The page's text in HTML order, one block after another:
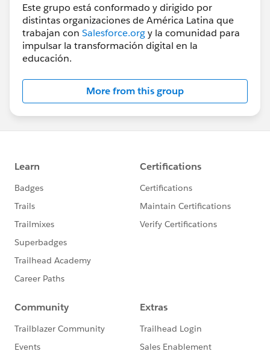
Este grupo está conformado y dirigido por
distintas organizaciones de América Latina que
trabajan con Salesforce.orgy la comunidad para
impulsar la transformación digital en la
educación.
More from this group